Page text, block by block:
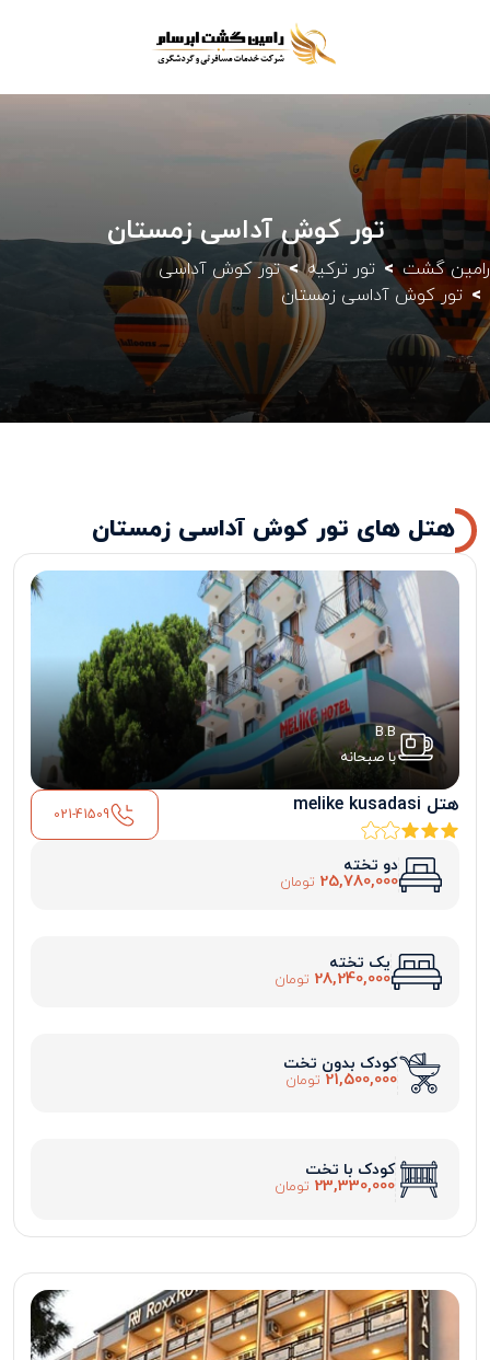
تور کوش آداسی زمستان
رامین گشت تور ترکیه
تور کوش آداسی
تور کوش آداسی زمستان
هتل های تور کوش آداسی زمستان
B.B
با صبحانه
هتل melike kusadasi 021-41509
دو تخته
25,780,000 تومان
یک تخته
28,240,000 تومان
کودک بدون تخت
21,500,000 تومان
کودک با تخت
23,330,000 تومان